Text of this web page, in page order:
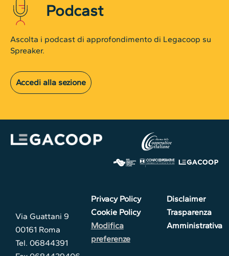
Podcast
Ascolta i podcast di approfondimento di Legacoop su
Spreaker.
Accedi alla sezione
Via Guattani 9
00161 Roma
Tel. 06844391
Privacy Policy
Cookie Policy
Modifica
preferenze
Disclaimer
Trasparenza
Amministrativa